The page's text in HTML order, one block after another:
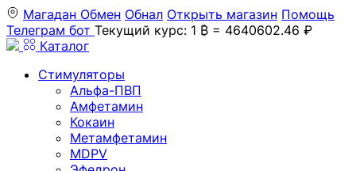
Магадан Обмен Обнал Открыть магазин Помощь
Телеграм бот Текущий курс: 1 ₿ = 4640602.46 ₽
Каталог
Стимуляторы
Альфа-ПВП
Амфетамин
Кокаин
Метамфетамин
MDPV